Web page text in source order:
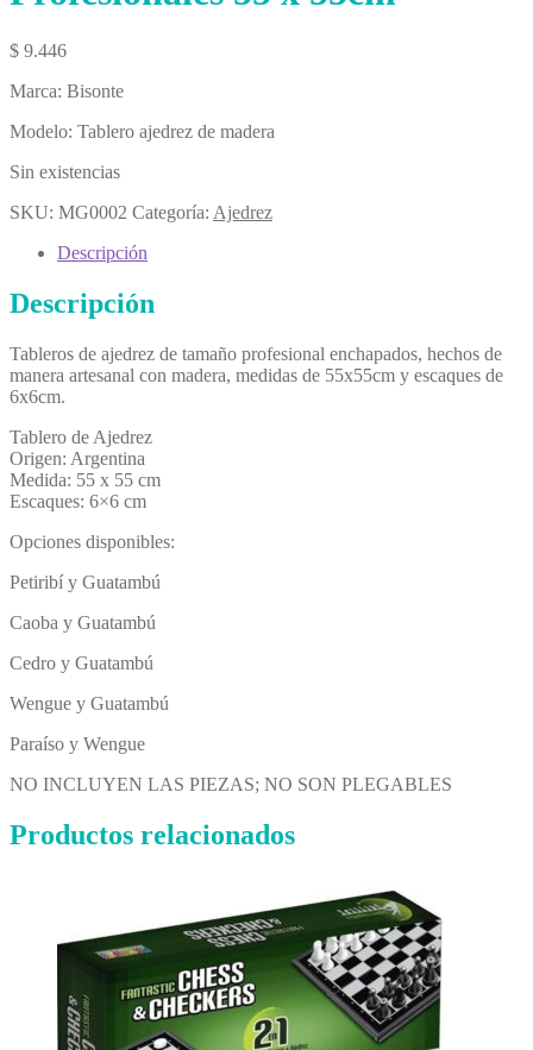
$ 9.446
Marca: Bisonte
Modelo: Tablero ajedrez de madera
Sin existencias
SKU: MG0002 Categoría: Ajedrez
Descripción
Descripción
Tableros de ajedrez de tamaño profesional enchapados, hechos de
manera artesanal con madera, medidas de 55x55cm y escaques de
6x6cm.
Tablero de Ajedrez
Origen: Argentina
Medida: 55 x 55 cm
Escaques: 6×6 cm
Opciones disponibles:
Petiribí y Guatambú
Caoba y Guatambú
Cedro y Guatambú
Wengue y Guatambú
Paraíso y Wengue
NO INCLUYEN LAS PIEZAS; NO SON PLEGABLES
Productos relacionados